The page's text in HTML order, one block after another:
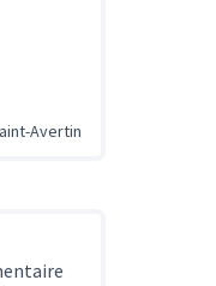
Avertin